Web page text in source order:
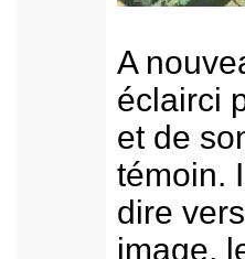
A
éclairci
et de
témoin.
dire
image,